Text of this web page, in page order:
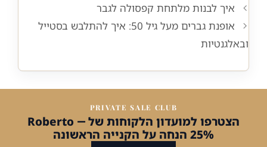
איך לבנות מלתחת קפסולה לגבר
אופנת גברים מעל גיל 50: איך להתלבש בסטייל
ובאלגנטיות
PRIVATE SALE CLUB
הצטרפו למועדון הלקוחות של Roberto —
25% הנחה על הקנייה הראשונה